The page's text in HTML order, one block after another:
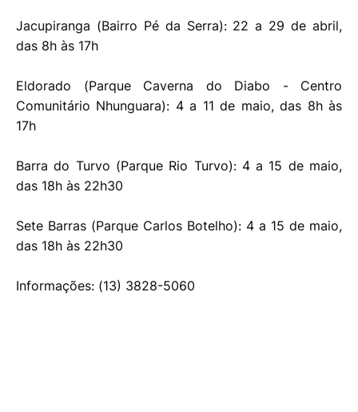
Jacupiranga (Bairro Pé da Serra): 22 a 29 de abril,
das 8h às 17h
Eldorado (Parque Caverna do Diabo - Centro
Comunitário Nhunguara): 4 a 11 de maio, das 8h às
17h
Barra do Turvo (Parque Rio Turvo): 4 a 15 de maio,
das 18h às 22h30
Sete Barras (Parque Carlos Botelho): 4 a 15 de maio,
das 18h às 22h30
Informações: (13) 3828-5060